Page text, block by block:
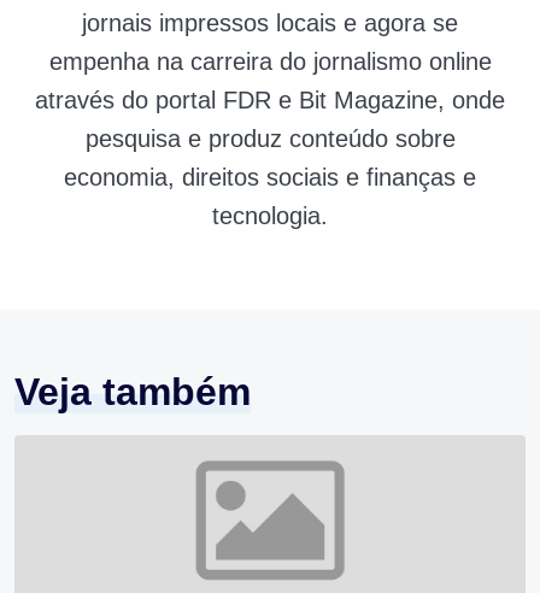
jornais impressos locais e agora se
empenha na carreira do jornalismo online
através do portal FDR e Bit Magazine, onde
pesquisa e produz conteúdo sobre
economia, direitos sociais e finanças e
tecnologia.
Veja também